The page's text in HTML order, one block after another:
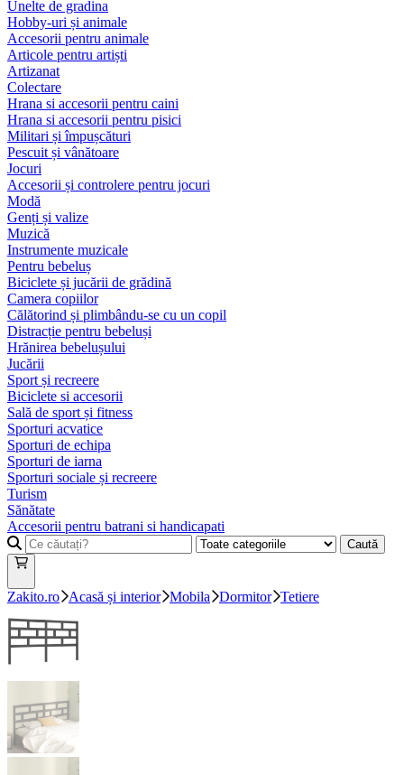
Unelte de gradina
Hobby-uri și animale
Accesorii pentru animale
Articole pentru artiști
Artizanat
Colectare
Hrana si accesorii pentru caini
Hrana si accesorii pentru pisici
Militari și împușcături
Pescuit și vânătoare
Jocuri
Accesorii și controlere pentru jocuri
Modă
Genți și valize
Muzică
Instrumente muzicale
Pentru bebeluș
Biciclete și jucării de grădină
Camera copiilor
Călătorind și plimbându-se cu un copil
Distracție pentru bebeluși
Hrănirea bebelușului
Jucării
Sport și recreere
Biciclete si accesorii
Sală de sport și fitness
Sporturi acvatice
Sporturi de echipa
Sporturi de iarna
Sporturi sociale și recreere
Turism
Sănătate
Accesorii pentru batrani si handicapati
Caută
Zakito.ro Acasă și interior Mobila Dormitor Tetiere